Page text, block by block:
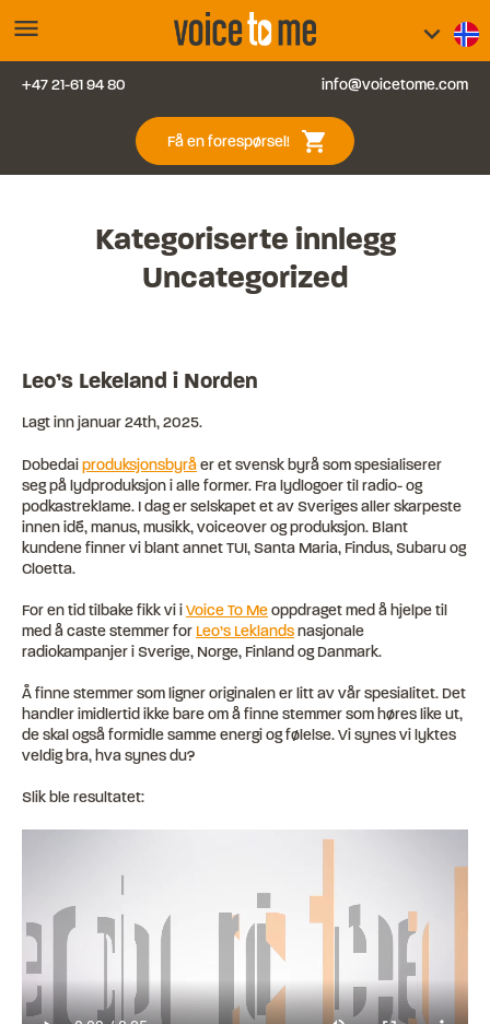
menu
Vanlige spørsmål
Kontakt oss
keyboard_arrow_down
+47 21-61 94 80 info@voicetome.com
Få en forespørsel! shopping_cart
Kategoriserte innlegg
Uncategorized
Leo’s Lekeland i Norden
Lagt innjanuar 24th, 2025.
Dobedaiproduksjonsbyråer et svensk byrå som spesialiserer
seg på lydproduksjon i alle former. Fra lydlogoer til radio- og
podkastreklame. I dag er selskapet et av Sveriges aller skarpeste
innen idé, manus, musikk, voiceover og produksjon. Blant
kundene finner vi blant annet TUI, Santa Maria, Findus, Subaru og
Cloetta.
For en tid tilbake fikk vi iVoice To Meoppdraget med å hjelpe til
med å caste stemmer for Leo’s Leklandsnasjonale
radiokampanjer i Sverige, Norge, Finland og Danmark.
Å finne stemmer som ligner originalen er litt av vår spesialitet. Det
handler imidlertid ikke bare om å finne stemmer som høres like ut,
de skal også formidle samme energi og følelse. Vi synes vi lyktes
veldig bra, hva synes du?
Slik ble resultatet: